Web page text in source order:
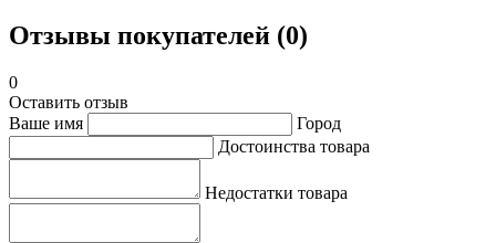
Отзывы покупателей (0)
0
Оставить отзыв
Ваше имя
Город
Достоинства товара
Недостатки товара